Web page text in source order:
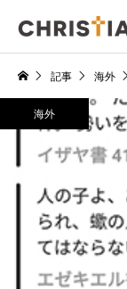
記事 海外
海外